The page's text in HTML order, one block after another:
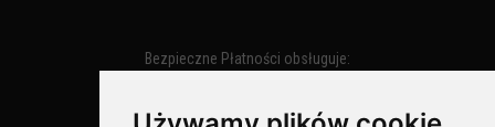
Bezpieczne Płatności obsługuje: